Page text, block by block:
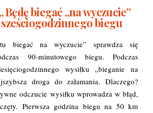
Będę biegać „na wyczucie”
sześciogodzinnego biegu
biegać na wyczucie” sprawdza się
90-minutowego biegu. Podczas
wysiłku „bieganie na
droga do załamania. Dlaczego?
odczucie wysiłku wprowadza w błąd,
Pierwsza godzina biegu na 50 km